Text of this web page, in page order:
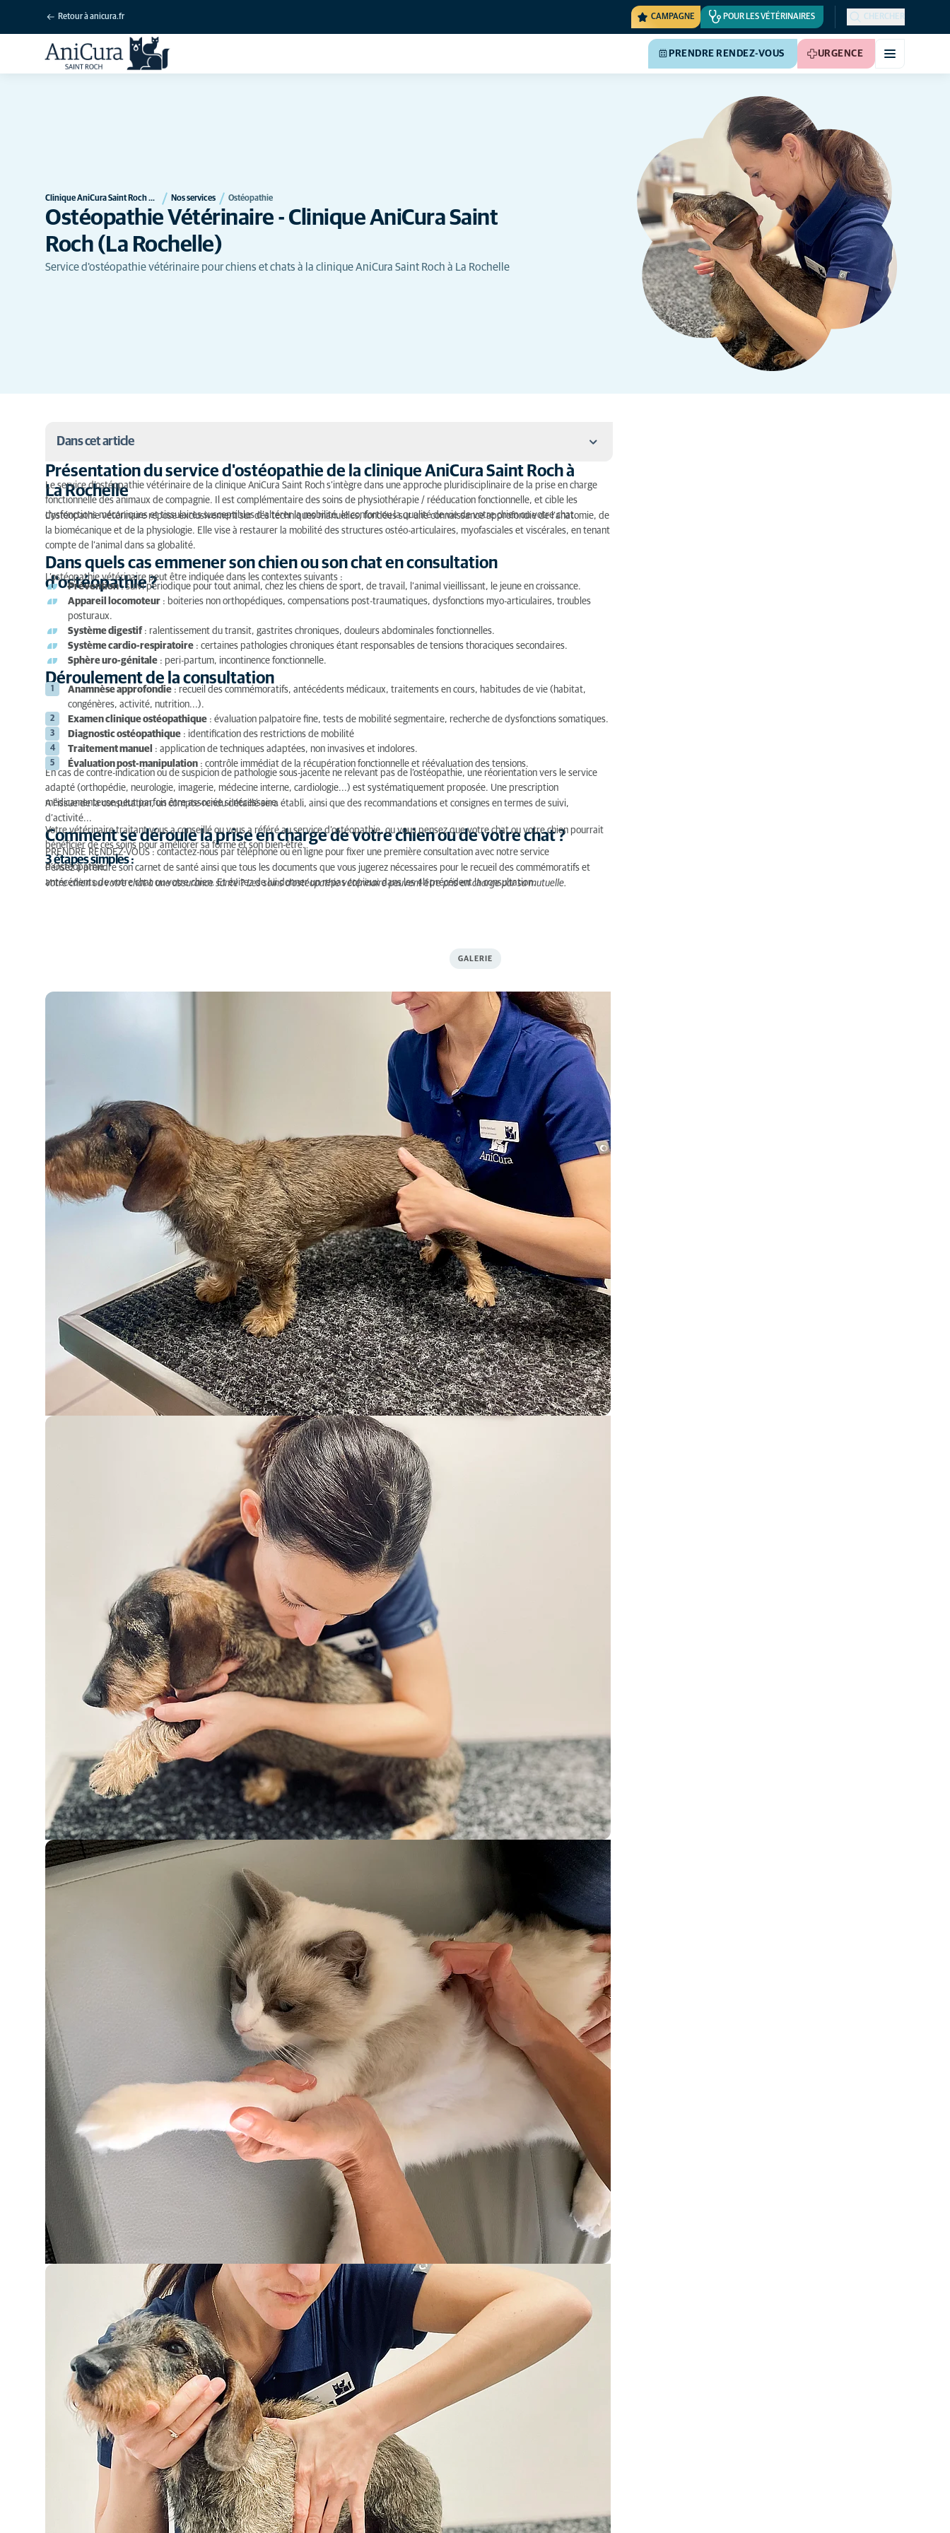
Retour à anicura.fr CAMPAGNE POUR LES VÉTÉRINAIRES CHERCHER
PRENDRE RENDEZ-VOUS URGENCE
Clinique AniCura Saint Roch à La Rochelle Nos services Ostéopathie
Ostéopathie Vétérinaire - Clinique AniCura Saint
Roch (La Rochelle)
Service d'ostéopathie vétérinaire pour chiens et chats à la clinique AniCura Saint Roch à La Rochelle
Dans cet article
Présentation du service d'ostéopathie de la clinique AniCura Saint Roch à La Rochelle
Dans quels cas emmener son chien ou son chat en consultation d'ostéopathie ?
Déroulement de la consultation
Comment se déroule la prise en charge de votre chien ou de votre chat ?
Présentation du service d'ostéopathie de la clinique AniCura Saint Roch à
La Rochelle
Le service d’ostéopathie vétérinaire de la clinique AniCura Saint Roch s’intègre dans une approche pluridisciplinaire de la prise en charge
fonctionnelle des animaux de compagnie. Il est complémentaire des soins de physiothérapie / rééducation fonctionnelle, et cible les
dysfonctions mécaniques et tissulaires susceptibles d’altérer la mobilité, le confort ou la qualité de vie de votre chien ou votre chat.
L’ostéopathie vétérinaire repose exclusivement sur des techniques manuelles, fondées sur une connaissance approfondie de l’anatomie, de
la biomécanique et de la physiologie. Elle vise à restaurer la mobilité des structures ostéo-articulaires, myofasciales et viscérales, en tenant
compte de l’animal dans sa globalité.
Dans quels cas emmener son chien ou son chat en consultation
d'ostéopathie ?
L’ostéopathie vétérinaire peut être indiquée dans les contextes suivants :
Prévention: suivi périodique pour tout animal, chez les chiens de sport, de travail, l’animal vieillissant, le jeune en croissance.
Appareil locomoteur : boiteries non orthopédiques, compensations post-traumatiques, dysfonctions myo-articulaires, troubles
posturaux.
Système digestif : ralentissement du transit, gastrites chroniques, douleurs abdominales fonctionnelles.
Système cardio-respiratoire : certaines pathologies chroniques étant responsables de tensions thoraciques secondaires.
Sphère uro-génitale : peri-partum, incontinence fonctionnelle.
Déroulement de la consultation
Anamnèse approfondie : recueil des commémoratifs, antécédents médicaux, traitements en cours, habitudes de vie (habitat,
congénères, activité, nutrition...).
Examen clinique ostéopathique : évaluation palpatoire fine, tests de mobilité segmentaire, recherche de dysfonctions somatiques.
Diagnostic ostéopathique : identification des restrictions de mobilité
Traitement manuel : application de techniques adaptées, non invasives et indolores.
Évaluation post-manipulation : contrôle immédiat de la récupération fonctionnelle et réévaluation des tensions.
En cas de contre-indication ou de suspicion de pathologie sous-jacente ne relevant pas de l’ostéopathie, une réorientation vers le service
adapté (orthopédie, neurologie, imagerie, médecine interne, cardiologie...) est systématiquement proposée. Une prescription
médicamenteuse peut parfois être associée si nécessaire.
A l’issue de la consultation, un compte-rendu détaillé sera établi, ainsi que des recommandations et consignes en termes de suivi,
d’activité...
Comment se déroule la prise en charge de votre chien ou de votre chat ?
Votre vétérinaire traitant vous a conseillé ou vous a référé au service d’ostéopathie, ou vous pensez que votre chat ou votre chien pourrait
bénéficier de ces soins pour améliorer sa forme et son bien-être.
3 étapes simples :
PRENDRE RENDEZ-VOUS : contactez-nous par téléphone ou en ligne pour fixer une première consultation avec notre service
d’Ostéopathie.
Pensez à prendre son carnet de santé ainsi que tous les documents que vous jugerez nécessaires pour le recueil des commémoratifs et
antécédents de votre chat ou votre chien. Et évitez de lui donner un repas copieux dans les 4h précédent la consultation.
Votre chien ou votre chat a une assurance santé ? Les soins d’ostéopathie vétérinaire peuvent être pris en charge par sa mutuelle.
GALERIE